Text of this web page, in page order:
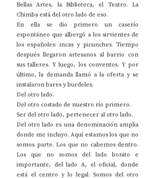
Bellas Artes, la Biblioteca, el Teatro. La
Chimba está del otro lado de eso.
En ella se dio primero un caserío
espontáneo que albergó a los sirvientes de
los españoles: incas y picunches. Tiempo
después llegaron artesanos al barrio con
sus talleres. Y luego, los conventos. Y por
último, la demanda llamó a la oferta y se
instalaron bares y burdeles.
Del otro lado.
Del otro costado de nuestro río primero.
Ser del otro lado, pertenecer al otro lado.
Del otro lado es una denominación amplia
donde me incluyo. Aquí estamos los que no
somos parte. Los que no cabemos dentro.
Los que no somos del lado bonito e
importante, del lado A, el oficial, donde
está el centro y lo legal. Somos del otro